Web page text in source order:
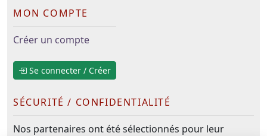
MON COMPTE
Créer un compte
Se connecter / Créer
SÉCURITÉ / CONFIDENTIALITÉ
Nos partenaires ont été sélectionnés pour leur